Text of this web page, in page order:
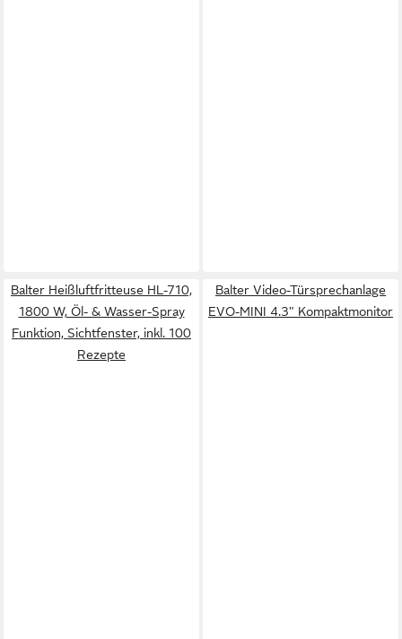
Balter Heißluftfritteuse HL-710,
1800 W, Öl- & Wasser-Spray
Funktion, Sichtfenster, inkl. 100
Rezepte
Balter Video-Türsprechanlage
EVO-MINI 4.3" Kompaktmonitor